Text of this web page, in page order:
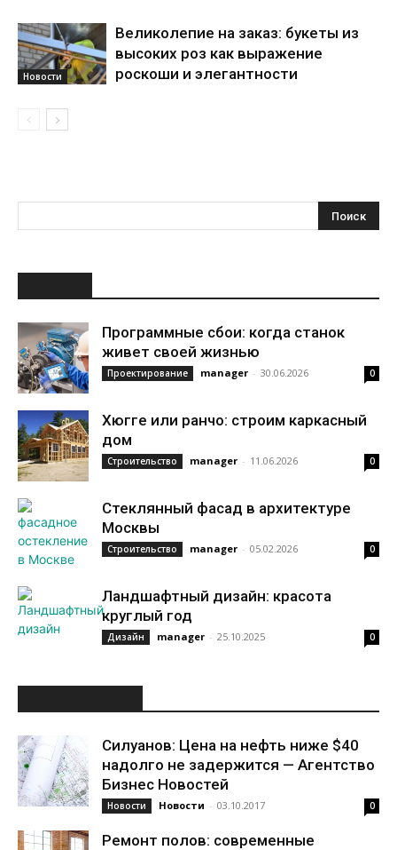
Новости
Великолепие на заказ: букеты из
высоких роз как выражение
роскоши и элегантности
Программные сбои: когда станок
живет своей жизнью
Проектирование manager - 30.06.2026 0
Хюгге или ранчо: строим каркасный
дом
Строительство manager - 11.06.2026 0
Стеклянный фасад в архитектуре
Москвы
Строительство manager - 05.02.2026 0
Ландшафтный дизайн: красота
круглый год
Дизайн manager - 25.10.2025 0
Силуанов: Цена на нефть ниже $40
надолго не задержится — Агентство
Бизнес Новостей
Новости Новости - 03.10.2017 0
Ремонт полов: современные